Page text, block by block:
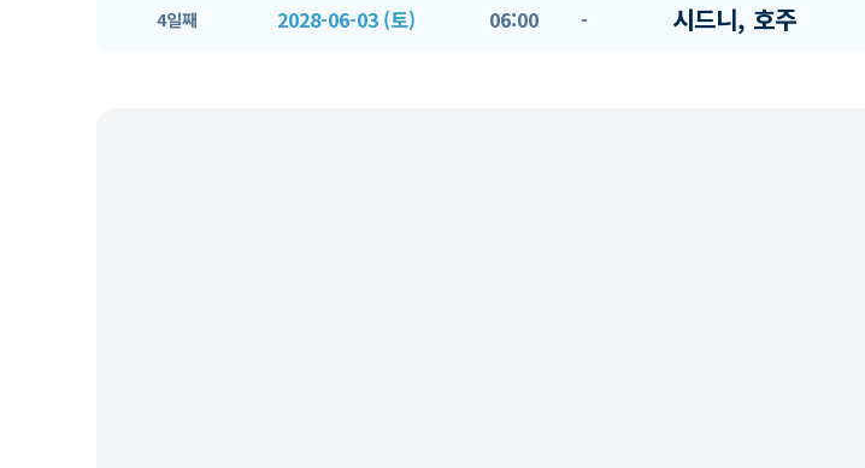
4일째 2028-06-03 (토) 06:00 - 시드니, 호주